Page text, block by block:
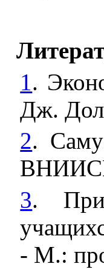
1.
Дж.
2.
3.
- М.: